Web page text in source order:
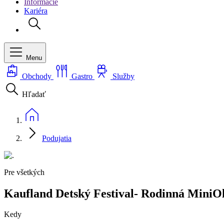
Informácie
Kariéra
Menu
Obchody Gastro Služby
Hľadať
Podujatia
Pre všetkých
Kaufland Detský Festival- Rodinná
Kedy